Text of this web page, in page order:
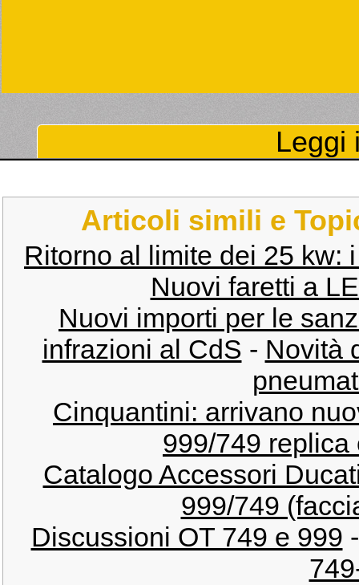
Leggi
Articoli simili e
Ritorno al limite dei 25 kw:
Nuovi faretti a
Nuovi importi per le
infrazioni al CdS - Novità
Cinquantini: arrivano
999/749
Catalogo Accessori
999/749
Discussioni OT 749 e 999